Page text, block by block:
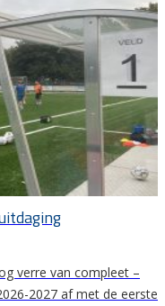
verre van compleet –
2027 af met de eerste